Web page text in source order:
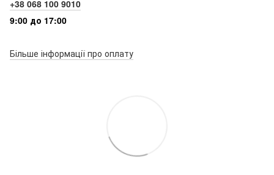
+38 068 100 9010
9:00 до 17:00
Більше інформації про оплату